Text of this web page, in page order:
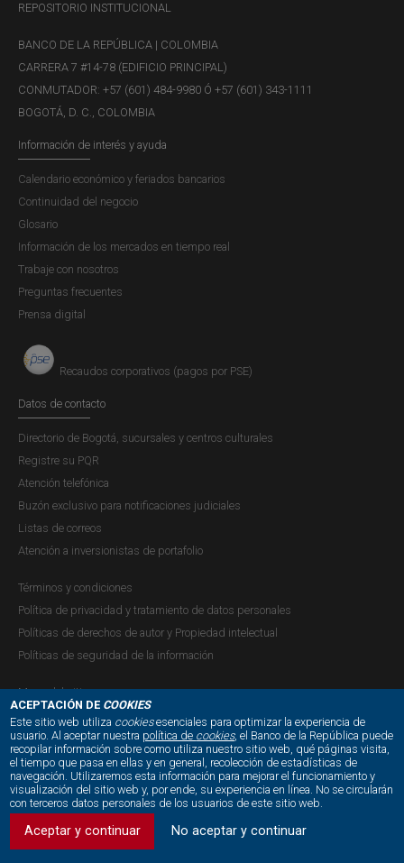
ACEPTACIÓN DE COOKIES
Este sitio web utiliza cookiesesenciales para optimizar la experiencia de
usuario. Al aceptar nuestra política de cookies, el Banco de la República puede
recopilar información sobre como utiliza nuestro sitio web, qué páginas visita,
el tiempo que pasa en ellas y en general, recolección de estadísticas de
navegación. Utilizaremos esta información para mejorar el funcionamiento y
visualización del sitio web y, por ende, su experiencia en línea. No se circularán
con terceros datos personales de los usuarios de este sitio web.
Aceptar y continuar No aceptar y continuar
REPOSITORIO INSTITUCIONAL
BANCO DE LA REPÚBLICA | COLOMBIA
CARRERA 7 #14-78 (EDIFICIO PRINCIPAL)
CONMUTADOR: +57 (601) 484-9980 Ó +57 (601) 343-1111
BOGOTÁ, D. C., COLOMBIA
Información de interés y ayuda
Calendario económico y feriados bancarios
Continuidad del negocio
Glosario
Información de los mercados en tiempo real
Trabaje con nosotros
Preguntas frecuentes
Prensa digital
Recaudos corporativos (pagos por PSE)
Datos de contacto
Directorio de Bogotá, sucursales y centros culturales
Registre su PQR
Atención telefónica
Buzón exclusivo para notificaciones judiciales
Listas de correos
Atención a inversionistas de portafolio
Términos y condiciones
Política de privacidad y tratamiento de datos personales
Políticas de derechos de autor y Propiedad intelectual
Políticas de seguridad de la información
Mapa del sitio
NUESTRAS REDES SOCIALES: